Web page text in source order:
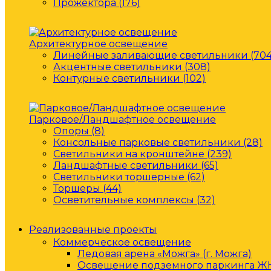
Прожектора (176)
Архитектурное освещение
Линейные заливающие светильники
Акцентные светильники (308)
Контурные светильники (102)
Парковое/Ландшафтное освещение
Опоры (8)
Консольные парковые светильники (28)
Светильники на кронштейне (239)
Ландшафтные светильники (65)
Светильники торшерные (62)
Торшеры (44)
Осветительные комплексы (32)
Реализованные проекты
Коммерческое освещение
Ледовая арена «Можга» (г. Можга)
Освещение подземного паркинга